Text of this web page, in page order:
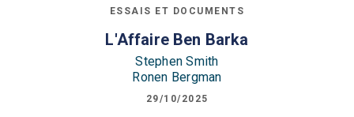
ESSAIS ET DOCUMENTS
L'Affaire Ben Barka
Stephen Smith
Ronen Bergman
29/10/2025